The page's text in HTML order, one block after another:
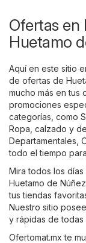
Ofertas en
Huetamo
Aquí en este sitio
de ofertas de
mucho más en tus
promociones
categorías, como
Ropa, calzado y
Departamentales
todo el tiempo
Mira todos los
Huetamo de
tus tiendas
Nuestro sitio
y rápidas de
Ofertomat.mx te